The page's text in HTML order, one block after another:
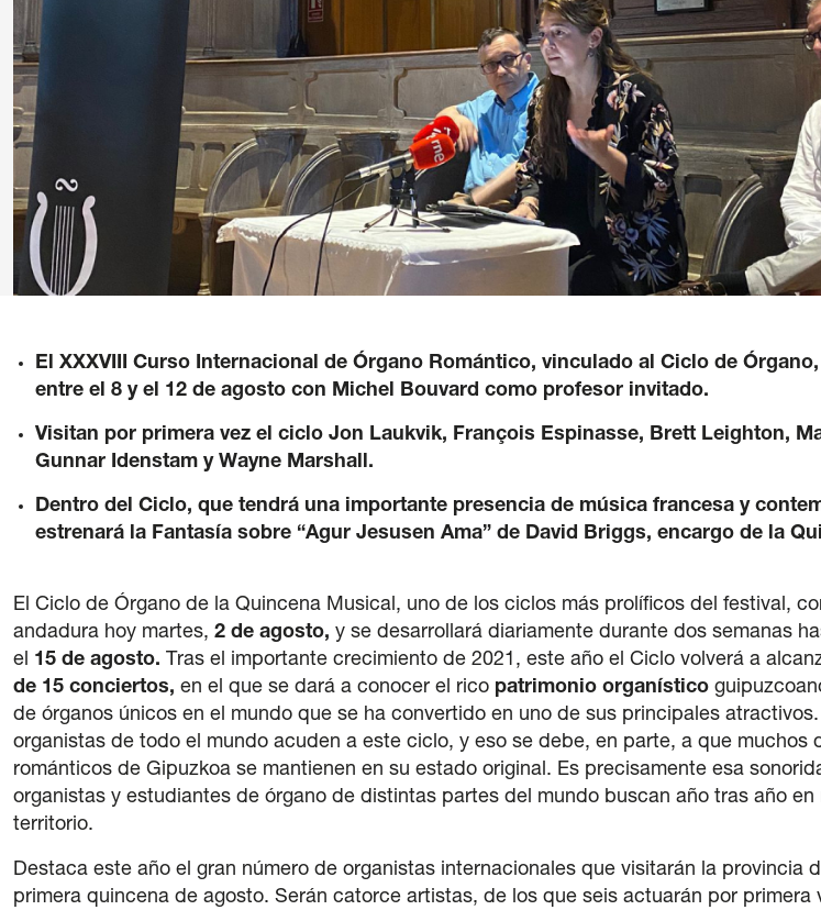
Legal notice Privacy Policy / Cookie policy
El XXXVIII Curso Internacional de Órgano Romántico, vinculado al Ciclo de
entre el 8 y el 12 de agosto con Michel Bouvard como profesor invitado.
Visitan por primera vez el ciclo Jon Laukvik, François Espinasse, Brett Leighton,
Gunnar Idenstam y Wayne Marshall.
Dentro del Ciclo, que tendrá una importante presencia de música francesa y
estrenará la Fantasía sobre “Agur Jesusen Ama” de David Briggs, encargo de la
El Ciclo de Órgano de la Quincena Musical, uno de los ciclos más prolíficos del festival,
andadura hoy martes, 2 de agosto, y se desarrollará diariamente durante dos semanas
el 15 de agosto. Tras el importante crecimiento de 2021, este año el Ciclo volverá a
de 15 conciertos, en el que se dará a conocer el rico patrimonio organístico
de órganos únicos en el mundo que se ha convertido en uno de sus principales
organistas de todo el mundo acuden a este ciclo, y eso se debe, en parte, a que muchos
románticos de Gipuzkoa se mantienen en su estado original. Es precisamente esa
organistas y estudiantes de órgano de distintas partes del mundo buscan año tras año en
territorio.
Destaca este año el gran número de organistas internacionales que visitarán la provincia
primera quincena de agosto. Serán catorce artistas, de los que seis actuarán por primera